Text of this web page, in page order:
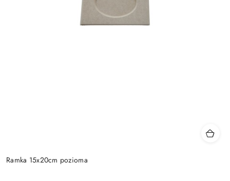
Ramka 15x20cm pozioma